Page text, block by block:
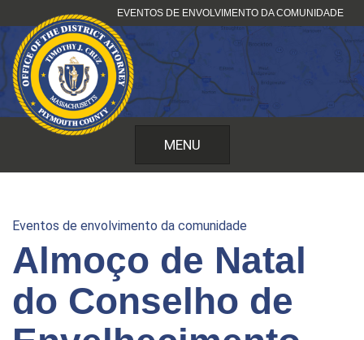
para
o
conteúdo
EVENTOS DE ENVOLVIMENTO DA COMUNIDADE
MENU
Eventos de envolvimento da comunidade
Almoço de Natal
do Conselho de